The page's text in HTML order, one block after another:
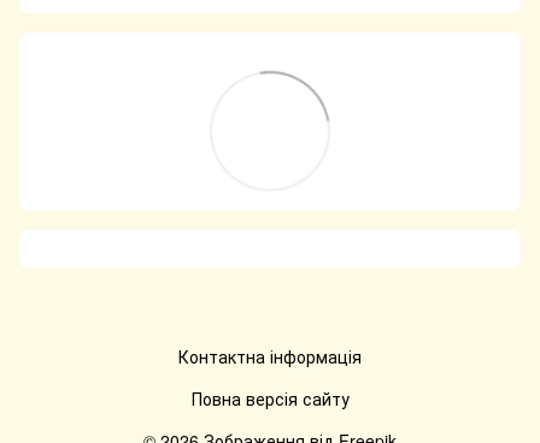
Контактна інформація
Повна версія сайту